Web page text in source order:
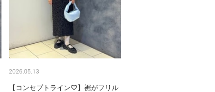
2026.05.13
【コンセプトライン♡】裾がフリル